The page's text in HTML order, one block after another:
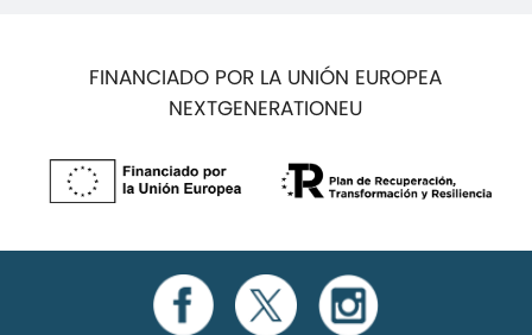
FINANCIADO POR LA UNIÓN EUROPEA
NEXTGENERATIONEU